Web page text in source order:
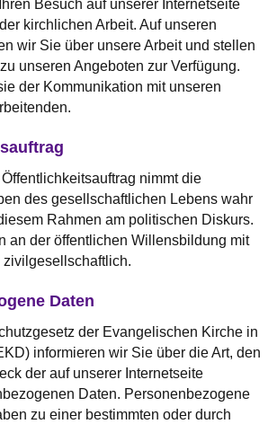
Besuch auf unserer Internetseite
kirchlichen Arbeit. Auf unseren
wir Sie über unsere Arbeit und stellen
unseren Angeboten zur Verfügung.
der Kommunikation mit unseren
nimmt die
des gesellschaftlichen Lebens wahr
Rahmen am politischen Diskurs.
an der öffentlichen Willensbildung mit
Daten
der Evangelischen Kirche in
informieren wir Sie über die Art, den
der auf unserer Internetseite
Daten. Personenbezogene
zu einer bestimmten oder durch